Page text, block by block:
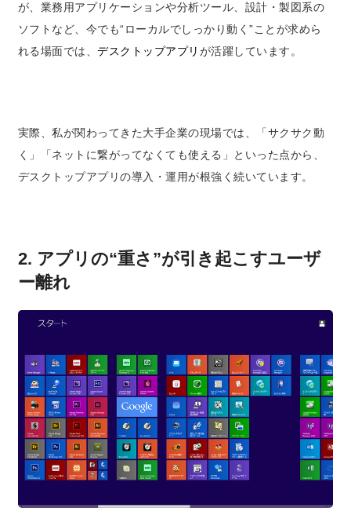
が、業務用アプリケーションや分析ツール、設計・製図系の
ソフトなど、今でも“ローカルでしっかり動く”ことが求めら
れる場面では、デスクトップアプリ が活躍しています。
実際、私が関わってきた大手企業の現場では、「サクサク動
く」「ネットに繋がってなくても使える」といった点から、
デスクトップアプリの導入・運用が根強く続いています。
2. アプリの“重さ”が引き起こすユーザ
ー離れ